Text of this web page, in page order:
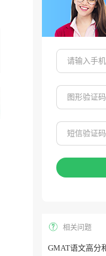
相关问题
GMAT语文高分